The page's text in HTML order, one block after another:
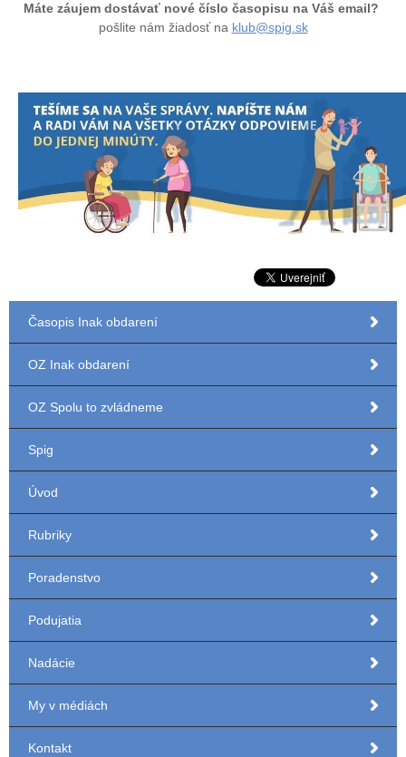
Máte záujem dostávať nové číslo časopisu na Váš email?
pošlite nám žiadosť na klub@spig.sk
Časopis Inak obdarení
OZ Inak obdarení
OZ Spolu to zvládneme
Spig
Úvod
Rubriky
Poradenstvo
Podujatia
Nadácie
My v médiách
Kontakt